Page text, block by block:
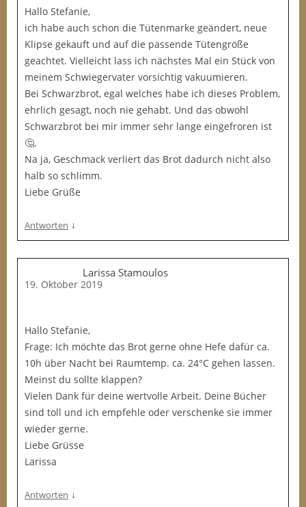
Hallo Stefanie,
ich habe auch schon die Tütenmarke geändert, neue
Klipse gekauft und auf die passende Tütengröße
geachtet. Vielleicht lass ich nächstes Mal ein Stück von
meinem Schwiegervater vorsichtig vakuumieren.
Bei Schwarzbrot, egal welches habe ich dieses Problem,
ehrlich gesagt, noch nie gehabt. Und das obwohl
Schwarzbrot bei mir immer sehr lange eingefroren ist
🤔.
Na ja, Geschmack verliert das Brot dadurch nicht also
halb so schlimm.
Liebe Grüße
Antworten ↓
Larissa Stamoulos
19. Oktober 2019
Hallo Stefanie,
Frage: Ich möchte das Brot gerne ohne Hefe dafür ca.
10h über Nacht bei Raumtemp. ca. 24°C gehen lassen.
Meinst du sollte klappen?
Vielen Dank für deine wertvolle Arbeit. Deine Bücher
sind toll und ich empfehle oder verschenke sie immer
wieder gerne.
Liebe Grüsse
Larissa
Antworten ↓